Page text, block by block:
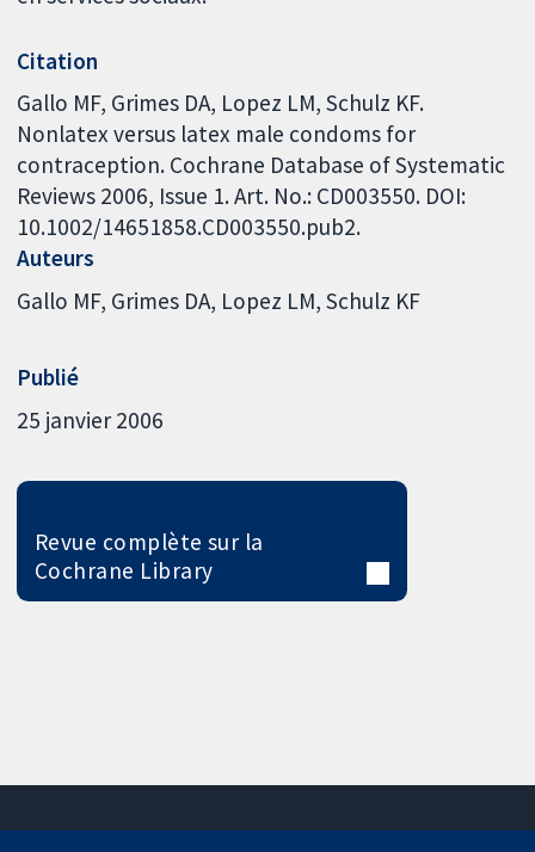
Citation
Gallo MF, Grimes DA, Lopez LM, Schulz KF.
Nonlatex versus latex male condoms for
contraception. Cochrane Database of Systematic
Reviews 2006, Issue 1. Art. No.: CD003550. DOI:
10.1002/14651858.CD003550.pub2.
Auteurs
Gallo MF Grimes DA Lopez LM Schulz KF
Publié
25 janvier 2006
Revue complète sur la
Cochrane Library